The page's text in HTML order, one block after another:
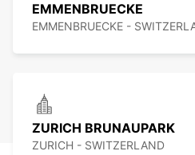
EMMENBRUECKE
EMMENBRUECKE -
ZURICH BRUNAUPARK
ZURICH - SWITZERLAND